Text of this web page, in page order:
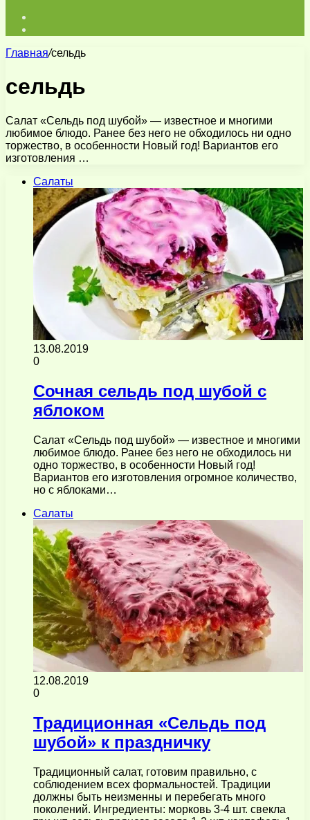
Главная/сельдь
сельдь
Салат «Сельдь под шубой» — известное и многими
любимое блюдо. Ранее без него не обходилось ни одно
торжество, в особенности Новый год! Вариантов его
изготовления …
Салаты
13.08.2019
0
Сочная сельдь под шубой с
яблоком
Салат «Сельдь под шубой» — известное и многими
любимое блюдо. Ранее без него не обходилось ни
одно торжество, в особенности Новый год!
Вариантов его изготовления огромное количество,
но с яблоками…
Салаты
12.08.2019
0
Традиционная «Сельдь под
шубой» к праздничку
Традиционный салат, готовим правильно, с
соблюдением всех формальностей. Традиции
должны быть неизменны и перебегать много
поколений. Ингредиенты: морковь 3-4 шт. свекла